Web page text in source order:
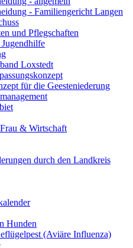
- Familiengericht Langen
und Pflegschaften
Loxstedt
für die Geesteniederung
& Wirtschaft
durch den Landkreis
Hunden
(Aviäre Influenza)